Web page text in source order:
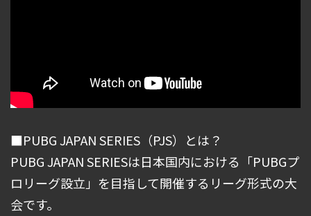
■PUBG JAPAN SERIES（PJS）とは？
PUBG JAPAN SERIESは日本国内における「PUBGプ
ロリーグ設立」を目指して開催するリーグ形式の大
会です。